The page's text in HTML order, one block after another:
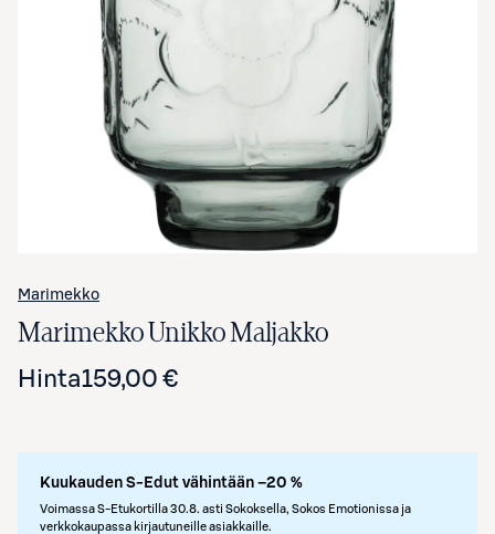
Avaa tuotekuva suurennettuna
Marimekko
Marimekko Unikko Maljakko
Hinta159,00 €
Kuukauden S-Edut vähintään –20 %
Voimassa S-Etukortilla 30.8. asti Sokoksella, Sokos Emotionissa ja
verkkokaupassa kirjautuneille asiakkaille.